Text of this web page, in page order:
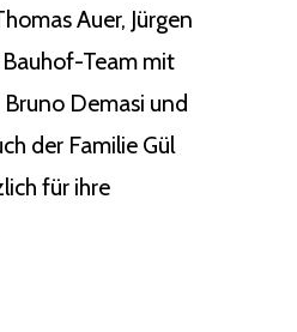
Auer, Jürgen
Team mit
Demasi und
der Familie Gül
für ihre